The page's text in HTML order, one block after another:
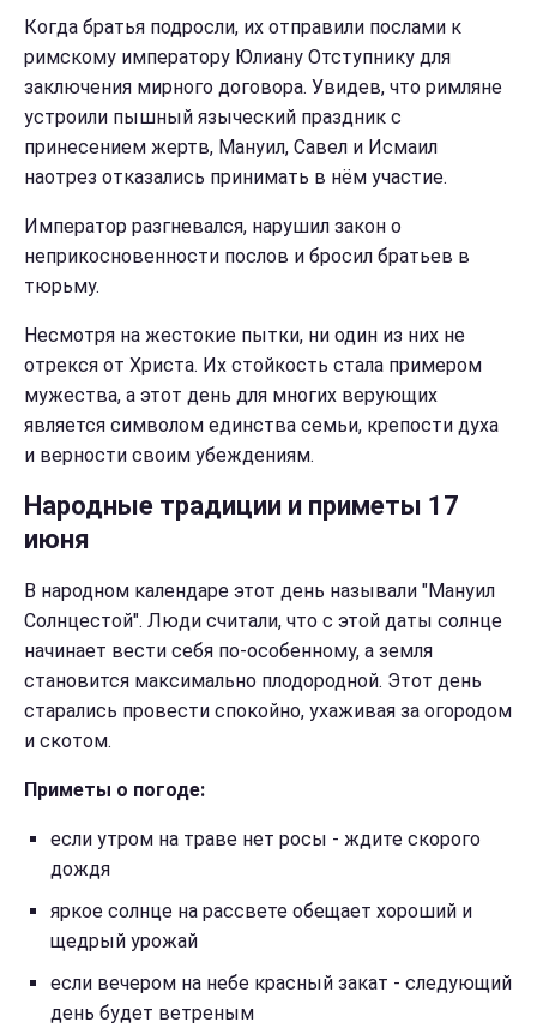
Когда братья подросли, их отправили послами к
римскому императору Юлиану Отступнику для
заключения мирного договора. Увидев, что римляне
устроили пышный языческий праздник с
принесением жертв, Мануил, Савел и Исмаил
наотрез отказались принимать в нём участие.
Император разгневался, нарушил закон о
неприкосновенности послов и бросил братьев в
тюрьму.
Несмотря на жестокие пытки, ни один из них не
отрекся от Христа. Их стойкость стала примером
мужества, а этот день для многих верующих
является символом единства семьи, крепости духа
и верности своим убеждениям.
Народные традиции и приметы 17
июня
В народном календаре этот день называли "Мануил
Солнцестой". Люди считали, что с этой даты солнце
начинает вести себя по-особенному, а земля
становится максимально плодородной. Этот день
старались провести спокойно, ухаживая за огородом
и скотом.
Приметы о погоде:
если утром на траве нет росы - ждите скорого
дождя
яркое солнце на рассвете обещает хороший и
щедрый урожай
если вечером на небе красный закат - следующий
день будет ветреным